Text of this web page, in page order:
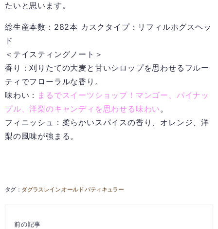
たいと思います。
総生産本数：282本 カスクタイプ：リフィルホグスヘッ
ド
＜テイスティングノート＞
香り：刈りたての大麦と甘いシロップを思わせるフルー
ティでフローラルな香り。
味わい： まるでスイーツショップ！マンゴー、パイナッ
プル、洋梨のキャンディを思わせる味わい。
フィニッシュ：柔らかいスパイスの香り、オレンジ、洋
梨の風味が強まる。
ダグラスレインオールド パティキュラー
前の記事